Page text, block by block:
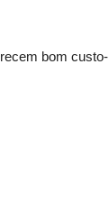
bom custo-